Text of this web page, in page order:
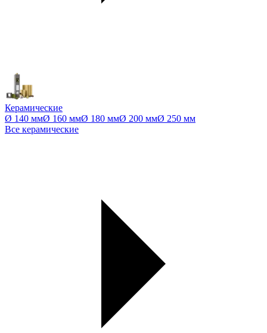
Керамические
Ø 140 ммØ 160 ммØ 180 ммØ 200 ммØ 250 мм
Все керамические